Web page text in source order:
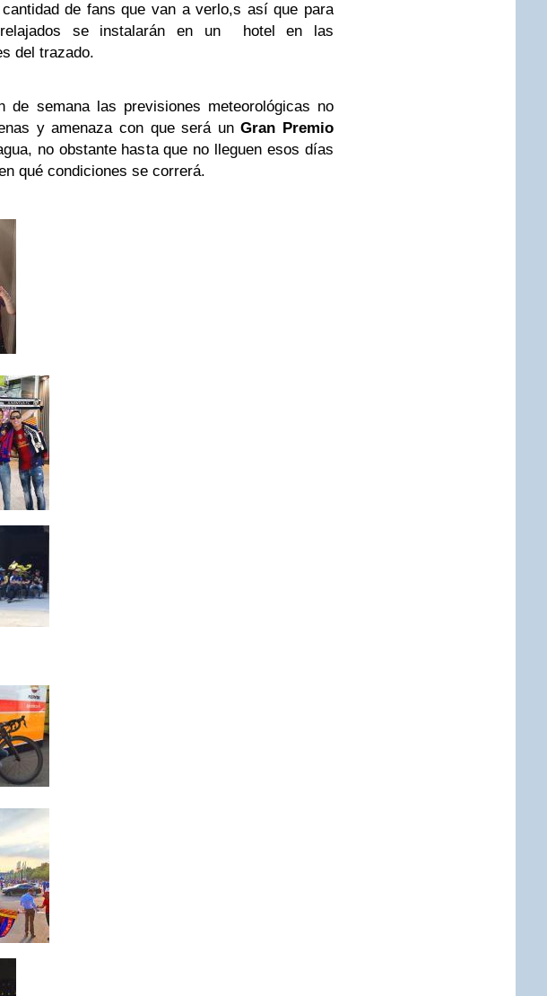
de fans que van a verlo,s así que para
se instalarán en un hotel en las
del trazado.
de semana las previsiones meteorológicas no
y amenaza con que será unGran Premio
no obstante hasta que no lleguen esos días
qué condiciones se correrá.